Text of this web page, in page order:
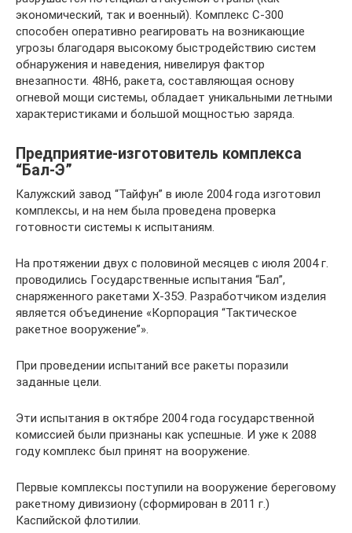
экономический, так и военный). Комплекс С-300
способен оперативно реагировать на возникающие
угрозы благодаря высокому быстродействию систем
обнаружения и наведения, нивелируя фактор
внезапности. 48Н6, ракета, составляющая основу
огневой мощи системы, обладает уникальными летными
характеристиками и большой мощностью заряда.
Предприятие-изготовитель комплекса
“Бал-Э”
Калужский завод “Тайфун” в июле 2004 года изготовил
комплексы, и на нем была проведена проверка
готовности системы к испытаниям.
На протяжении двух с половиной месяцев с июля 2004 г.
проводились Государственные испытания “Бал”,
снаряженного ракетами Х-35Э. Разработчиком изделия
является объединение «Корпорация “Тактическое
ракетное вооружение”».
При проведении испытаний все ракеты поразили
заданные цели.
Эти испытания в октябре 2004 года государственной
комиссией были признаны как успешные. И уже к 2088
году комплекс был принят на вооружение.
Первые комплексы поступили на вооружение береговому
ракетному дивизиону (сформирован в 2011 г.)
Каспийской флотилии.